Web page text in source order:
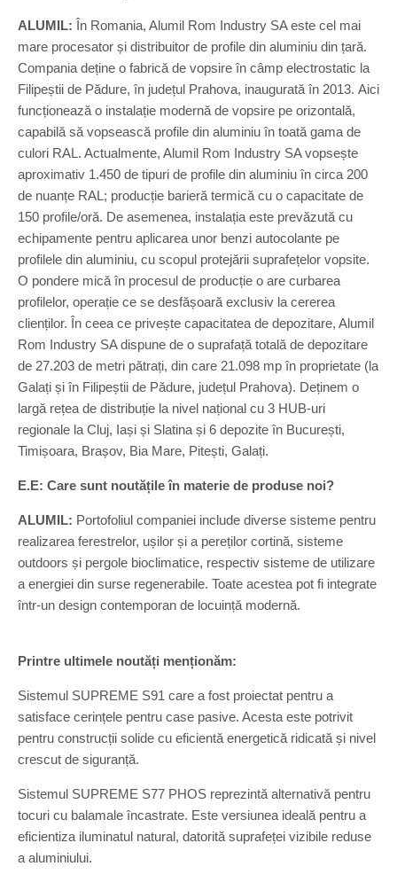
ALUMIL: În Romania, Alumil Rom Industry SA este cel mai
mare procesator și distribuitor de profile din aluminiu din țară.
Compania deține o fabrică de vopsire în câmp electrostatic la
Filipeștii de Pădure, în județul Prahova, inaugurată în 2013. Aici
funcționează o instalație modernă de vopsire pe orizontală,
capabilă să vopsească profile din aluminiu în toată gama de
culori RAL. Actualmente, Alumil Rom Industry SA vopsește
aproximativ 1.450 de tipuri de profile din aluminiu în circa 200
de nuanțe RAL; producție barieră termică cu o capacitate de
150 profile/oră. De asemenea, instalația este prevăzută cu
echipamente pentru aplicarea unor benzi autocolante pe
profilele din aluminiu, cu scopul protejării suprafețelor vopsite.
O pondere mică în procesul de producție o are curbarea
profilelor, operație ce se desfășoară exclusiv la cererea
clienților. În ceea ce privește capacitatea de depozitare, Alumil
Rom Industry SA dispune de o suprafață totală de depozitare
de 27.203 de metri pătrați, din care 21.098 mp în proprietate (la
Galați și în Filipeștii de Pădure, județul Prahova). Deținem o
largă rețea de distribuție la nivel național cu 3 HUB-uri
regionale la Cluj, Iași și Slatina și 6 depozite în București,
Timișoara, Brașov, Bia Mare, Pitești, Galați.
E.E: Care sunt noutățile în materie de produse noi?
ALUMIL: Portofoliul companiei include diverse sisteme pentru
realizarea ferestrelor, ușilor și a pereților cortină, sisteme
outdoors și pergole bioclimatice, respectiv sisteme de utilizare
a energiei din surse regenerabile. Toate acestea pot fi integrate
într-un design contemporan de locuință modernă.
Printre ultimele noutăți menționăm:
Sistemul SUPREME S91 care a fost proiectat pentru a
satisface cerințele pentru case pasive. Acesta este potrivit
pentru construcții solide cu eficientă energetică ridicată și nivel
crescut de siguranță.
Sistemul SUPREME S77 PHOS reprezintă alternativă pentru
tocuri cu balamale încastrate. Este versiunea ideală pentru a
eficientiza iluminatul natural, datorită suprafeței vizibile reduse
a aluminiului.